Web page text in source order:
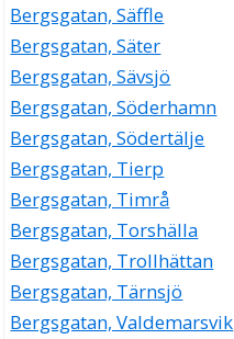
Bergsgatan, Säffle
Bergsgatan, Säter
Bergsgatan, Sävsjö
Bergsgatan, Söderhamn
Bergsgatan, Södertälje
Bergsgatan, Tierp
Bergsgatan, Timrå
Bergsgatan, Torshälla
Bergsgatan, Trollhättan
Bergsgatan, Tärnsjö
Bergsgatan, Valdemarsvik